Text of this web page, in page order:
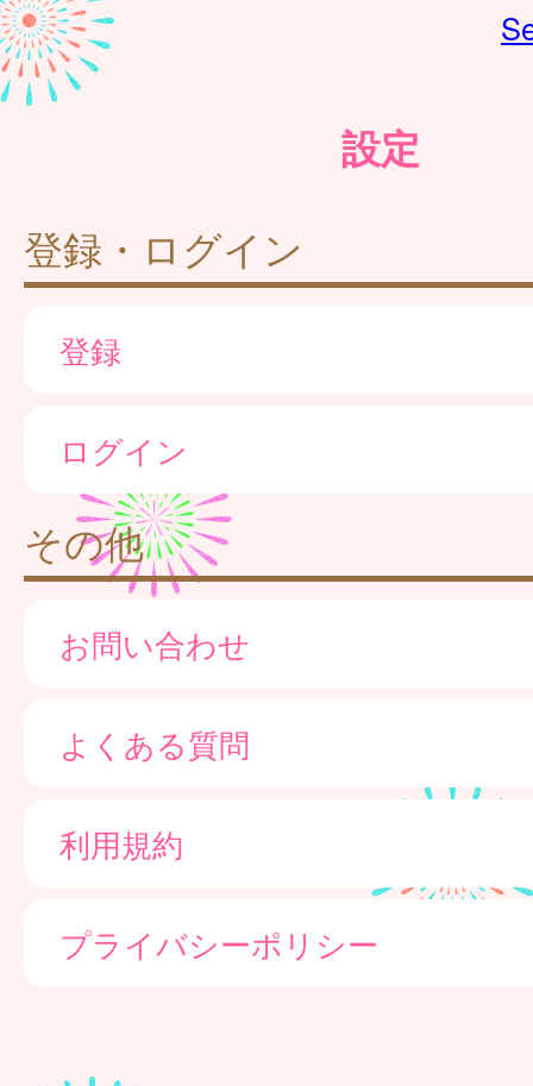
設定
登録・ログイン
登録
ログイン
その他
お問い合わせ
よくある質問
利用規約
プライバシーポリシー